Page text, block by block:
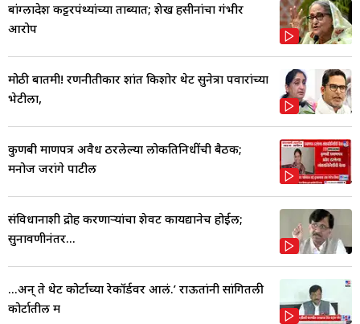
बांग्लादेश कट्टरपंथ्यांच्या ताब्यात; शेख हसीनांचा गंभीर
आरोप
मोठी बातमी! रणनीतीकार प्रशांत किशोर थेट सुनेत्रा पवारांच्या
भेटीला,
कुणबी प्रमाणपत्र अवैध ठरलेल्या लोकप्रतिनिधींची बैठक;
मनोज जरांगे पाटील
संविधानाशी द्रोह करणाऱ्यांचा शेवट कायद्यानेच होईल;
सुनावणीनंतर...
...अन् ते थेट कोर्टाच्या रेकॉर्डवर आलं.’ राऊतांनी सांगितली
कोर्टातील म